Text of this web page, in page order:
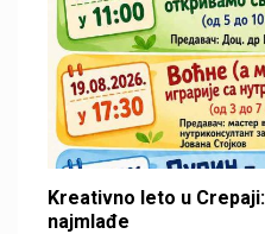
Kreativno leto u
najmlađe